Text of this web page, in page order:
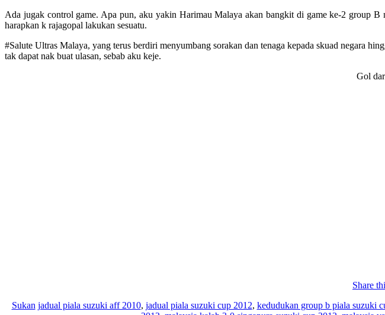
Ada jugak control game. Apa pun, aku yakin Harimau Malaya akan bangkit di game ke-2 group
harapkan k rajagopal lakukan sesuatu.
#Salute Ultras Malaya, yang terus berdiri menyumbang sorakan dan tenaga kepada skuad negara
tak dapat nak buat ulasan, sebab aku keje.
Gol
Share
Sukan jadual piala suzuki aff 2010, jadual piala suzuki cup 2012, kedudukan group b piala suzuki